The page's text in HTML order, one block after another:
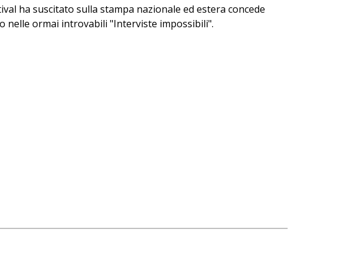
ha suscitato sulla stampa nazionale ed estera concede
nelle ormai introvabili "Interviste impossibili".